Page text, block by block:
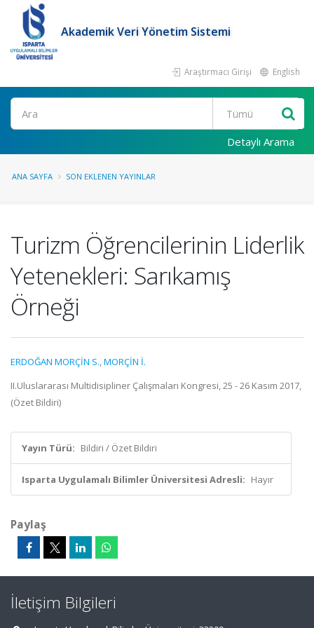
Akademik Veri Yönetim Sistemi
Araştırmacı Girişi English
Ara
Detaylı Arama
ANA SAYFA SON EKLENEN YAYINLAR
Turizm Öğrencilerinin Liderlik
Yetenekleri: Sarıkamış
Örneği
ERDOĞAN MORÇİN S.,MORÇİN İ.
II.Uluslararası Multidisipliner Çalışmaları Kongresi, 25 - 26 Kasım 2017,
(Özet Bildiri)
Yayın Türü: Bildiri / Özet Bildiri
Isparta Uygulamalı Bilimler Üniversitesi Adresli: Hayır
Paylaş
İletişim Bilgileri